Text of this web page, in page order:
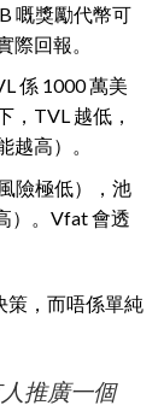
嘅獎勵代幣可
回報。
係 1000 萬美
，TVL 越低，
高）。
險極低），池
）。Vfat 會透
策，而唔係單純
推廣一個